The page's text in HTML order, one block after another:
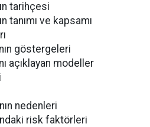
tarihçesi
tanımı ve kapsamı
göstergeleri
açıklayan modeller
nedenleri
risk faktörleri